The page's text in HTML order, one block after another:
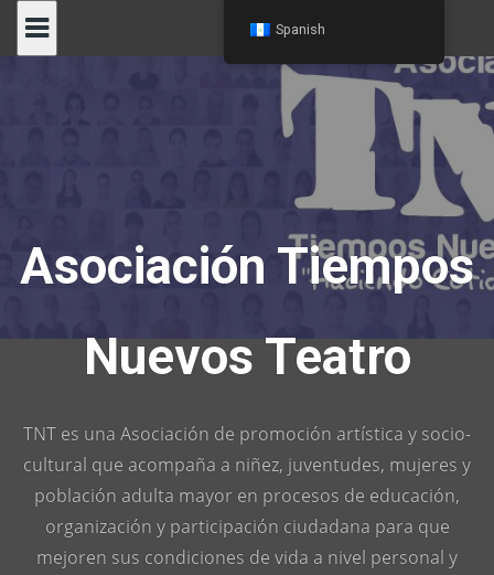
Asociación Tiempos
Nuevos Teatro
TNT es una Asociación de promoción artística y socio-
cultural que acompaña a niñez, juventudes, mujeres y
población adulta mayor en procesos de educación,
organización y participación ciudadana para que
mejoren sus condiciones de vida a nivel personal y
Spanish